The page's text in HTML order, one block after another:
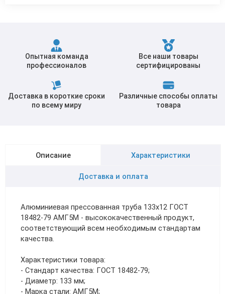
Опытная команда
профессионалов
Все наши товары
сертифицированы
Доставка в короткие сроки
по всему миру
Различные способы оплаты
товара
Описание Характеристики
Доставка и оплата
Алюминиевая прессованная труба 133х12 ГОСТ
18482-79 АМГ5М - высококачественный продукт,
соответствующий всем необходимым стандартам
качества.
Характеристики товара:
- Стандарт качества: ГОСТ 18482-79;
- Диаметр: 133 мм;
- Марка стали: АМГ5М;